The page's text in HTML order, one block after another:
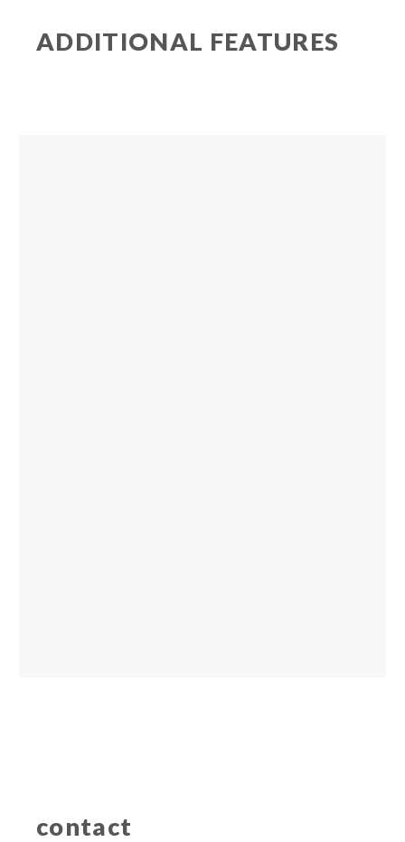
ADDITIONAL FEATURES
contact